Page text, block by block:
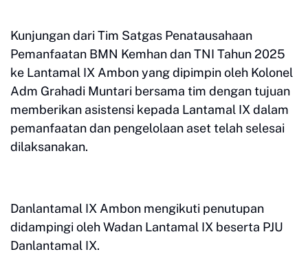
Kunjungan dari Tim Satgas Penatausahaan
Pemanfaatan BMN Kemhan dan TNI Tahun 2025
ke Lantamal IX Ambon yang dipimpin oleh Kolonel
Adm Grahadi Muntari bersama tim dengan tujuan
memberikan asistensi kepada Lantamal IX dalam
pemanfaatan dan pengelolaan aset telah selesai
dilaksanakan.
Danlantamal IX Ambon mengikuti penutupan
didampingi oleh Wadan Lantamal IX beserta PJU
Danlantamal IX.